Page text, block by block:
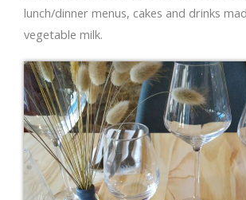
lunch/dinner menus, cakes and drinks
vegetable milk.